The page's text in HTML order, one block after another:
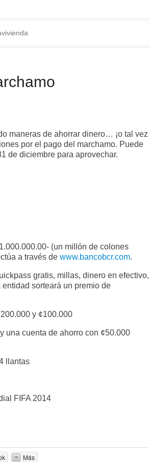
maneras de ahorrar dinero… ¡o tal vez
por el pago del marchamo. Puede
de diciembre para aprovechar.
(un millón de colones
a través de www.bancobcr.com.
gratis, millas, dinero en efectivo,
sorteará un premio de
y ¢100.000
una cuenta de ahorro con ¢50.000
llantas
FIFA 2014
Más